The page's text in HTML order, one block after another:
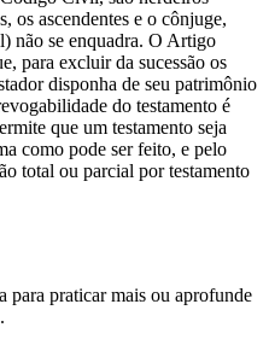
os ascendentes e o cônjuge,
não se enquadra. O Artigo
para excluir da sucessão os
disponha de seu patrimônio
do testamento é
que um testamento seja
como pode ser feito, e pelo
total ou parcial por testamento
para praticar mais ou aprofunde